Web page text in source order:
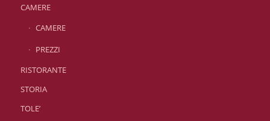
CAMERE
CAMERE
PREZZI
RISTORANTE
STORIA
TOLE’